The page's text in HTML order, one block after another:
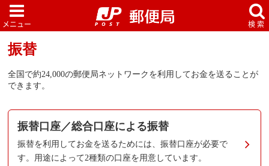
振替
全国で約24,000の郵便局ネットワークを利用してお金を送ることが
できます。
振替口座／総合口座による振替
振替を利用してお金を送るためには、振替口座が必要で
す。用途によって2種類の口座を用意しています。